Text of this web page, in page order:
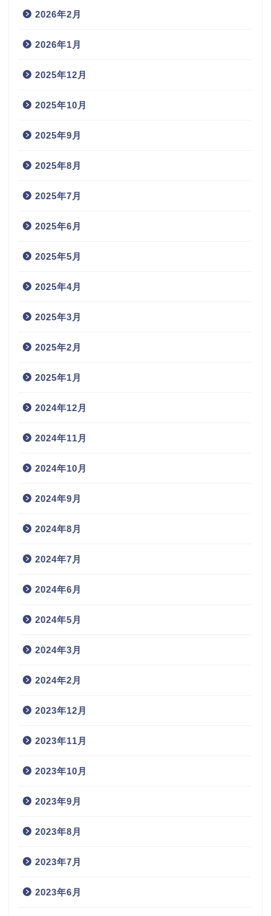
2026年2月
2026年1月
2025年12月
2025年10月
2025年9月
2025年8月
2025年7月
2025年6月
2025年5月
2025年4月
2025年3月
2025年2月
2025年1月
2024年12月
2024年11月
2024年10月
2024年9月
2024年8月
2024年7月
2024年6月
2024年5月
2024年3月
2024年2月
2023年12月
2023年11月
2023年10月
2023年9月
2023年8月
2023年7月
2023年6月